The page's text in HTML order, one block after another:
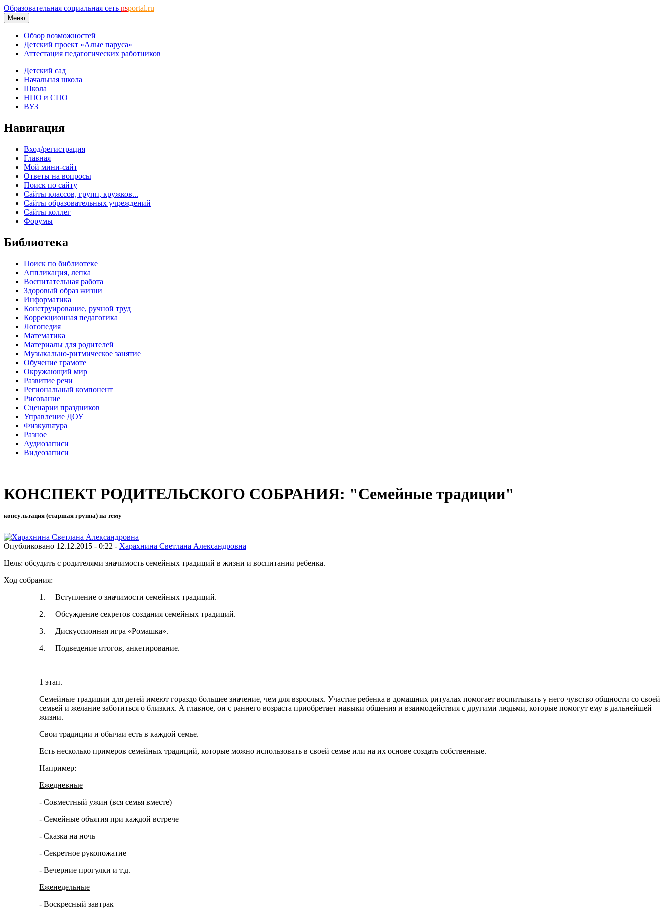
Образовательная социальная сеть nsportal.ru
Меню
Обзор возможностей
Детский проект «Алые паруса»
Аттестация педагогических работников
Детский сад
Начальная школа
Школа
НПО и СПО
ВУЗ
Навигация
Вход/регистрация
Главная
Мой мини-сайт
Ответы на вопросы
Поиск по сайту
Сайты классов, групп, кружков...
Сайты образовательных учреждений
Сайты коллег
Форумы
Библиотека
Поиск по библиотеке
Аппликация, лепка
Воспитательная работа
Здоровый образ жизни
Информатика
Конструирование, ручной труд
Коррекционная педагогика
Логопедия
Математика
Материалы для родителей
Музыкально-ритмическое занятие
Обучение грамоте
Окружающий мир
Развитие речи
Региональный компонент
Рисование
Сценарии праздников
Управление ДОУ
Физкультура
Разное
Аудиозаписи
Видеозаписи
КОНСПЕКТ РОДИТЕЛЬСКОГО СОБРАНИЯ: "Семейные традиции"
консультация (старшая группа) на тему
Опубликовано 12.12.2015 - 0:22 - Харахнина Светлана Александровна
Цель: обсудить с родителями значимость семейных традиций в жизни и воспитании ребенка.
Ход собрания:
1. Вступление о значимости семейных традиций.
2. Обсуждение секретов создания семейных традиций.
3. Дискуссионная игра «Ромашка».
4. Подведение итогов, анкетирование.
1 этап.
Семейные традиции для детей имеют гораздо большее значение, чем для взрослых. Участие ребенка в домашних ритуалах помогает воспитывать у него чувство общности со своей
семьей и желание заботиться о близких. А главное, он с раннего возраста приобретает навыки общения и взаимодействия с другими людьми, которые помогут ему в дальнейшей
жизни.
Свои традиции и обычаи есть в каждой семье.
Есть несколько примеров семейных традиций, которые можно использовать в своей семье или на их основе создать собственные.
Например:
Ежедневные
- Совместный ужин (вся семья вместе)
- Семейные объятия при каждой встрече
- Сказка на ночь
- Секретное рукопожатие
- Вечерние прогулки и т.д.
Еженедельные
- Воскресный завтрак